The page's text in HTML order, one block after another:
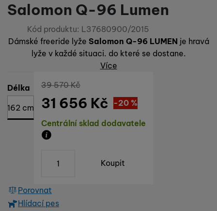
Salomon Q-96 Lumen
Kód produktu: L37680900/2015
Dámské freeride lyže Salomon Q-96 LUMEN je hravá
lyže v každé situaci. do které se dostane.
Více
Vyberte variantu
Délka
162 cm
Dostupnost
Centrální sklad dodavatele
Původní cena
39 570Kč
Sleva
7 914Kč
(
-20 %
31 656 Kč
Koupit
Porovnat
Hlídací pes